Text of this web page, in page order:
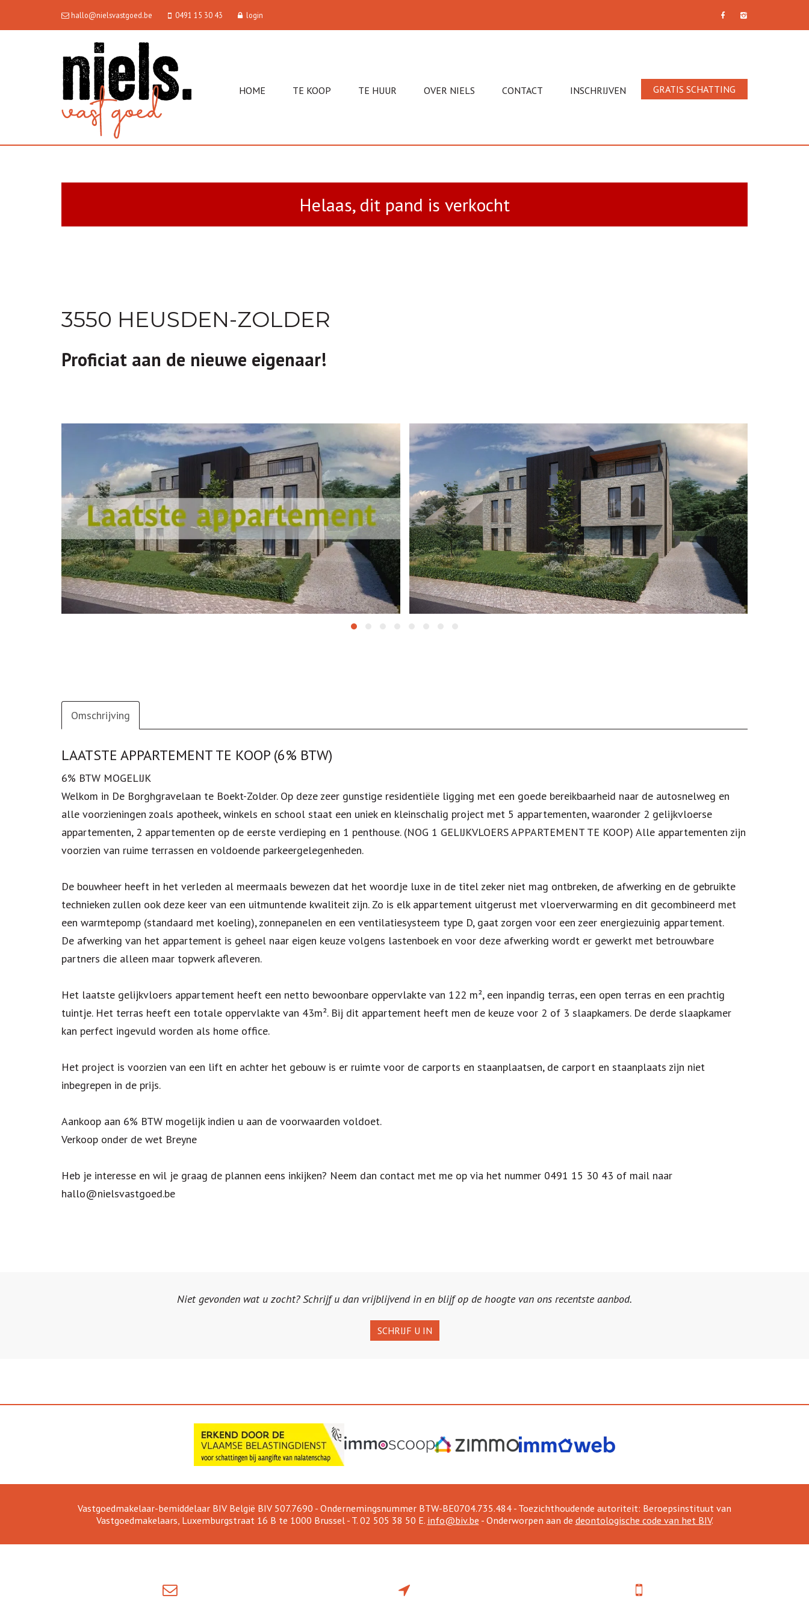
hallo@nielsvastgoed.be 0491 15 30 43 login
HOME TE KOOP TE HUUR OVER NIELS CONTACT INSCHRIJVEN GRATIS SCHATTING
Helaas, dit pand is verkocht
3550 HEUSDEN-ZOLDER
Proficiat aan de nieuwe eigenaar!
Omschrijving
Omschrijving
LAATSTE APPARTEMENT TE KOOP (6% BTW)
6% BTW MOGELIJK
Welkom in De Borghgravelaan te Boekt-Zolder. Op deze zeer gunstige residentiële ligging met een goede bereikbaarheid naar de autosnelweg en
alle voorzieningen zoals apotheek, winkels en school staat een uniek en kleinschalig project met 5 appartementen, waaronder 2 gelijkvloerse
appartementen, 2 appartementen op de eerste verdieping en 1 penthouse. (NOG 1 GELIJKVLOERS APPARTEMENT TE KOOP) Alle appartementen zijn
voorzien van ruime terrassen en voldoende parkeergelegenheden.
De bouwheer heeft in het verleden al meermaals bewezen dat het woordje luxe in de titel zeker niet mag ontbreken, de afwerking en de gebruikte
technieken zullen ook deze keer van een uitmuntende kwaliteit zijn. Zo is elk appartement uitgerust met vloerverwarming en dit gecombineerd met
een warmtepomp (standaard met koeling), zonnepanelen en een ventilatiesysteem type D, gaat zorgen voor een zeer energiezuinig appartement.
De afwerking van het appartement is geheel naar eigen keuze volgens lastenboek en voor deze afwerking wordt er gewerkt met betrouwbare
partners die alleen maar topwerk afleveren.
Het laatste gelijkvloers appartement heeft een netto bewoonbare oppervlakte van 122 m², een inpandig terras, een open terras en een prachtig
tuintje. Het terras heeft een totale oppervlakte van 43m². Bij dit appartement heeft men de keuze voor 2 of 3 slaapkamers. De derde slaapkamer
kan perfect ingevuld worden als home office.
Het project is voorzien van een lift en achter het gebouw is er ruimte voor de carports en staanplaatsen, de carport en staanplaats zijn niet
inbegrepen in de prijs.
Aankoop aan 6% BTW mogelijk indien u aan de voorwaarden voldoet.
Verkoop onder de wet Breyne
Heb je interesse en wil je graag de plannen eens inkijken? Neem dan contact met me op via het nummer 0491 15 30 43 of mail naar
hallo@nielsvastgoed.be
Niet gevonden wat u zocht? Schrijf u dan vrijblijvend in en blijf op de hoogte van ons recentste aanbod.
SCHRIJF U IN
Vastgoedmakelaar-bemiddelaar BIV België BIV 507.7690 - Ondernemingsnummer BTW-BE0704.735.484 - Toezichthoudende autoriteit: Beroepsinstituut van
Vastgoedmakelaars, Luxemburgstraat 16 B te 1000 Brussel - T. 02 505 38 50 E. info@biv.be - Onderworpen aan de deontologische code van het BIV.